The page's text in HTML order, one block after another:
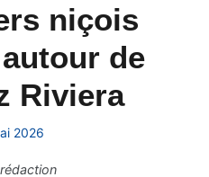
niçois
de
Riviera
2026